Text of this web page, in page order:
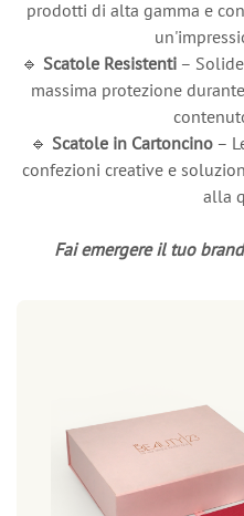
prodotti di alta gamma e
🔹
Scatole Resistenti– Solide
massima protezione
🔹 Scatole in Cartoncino –
confezioni creative e
alla
Fai emergere il tuo